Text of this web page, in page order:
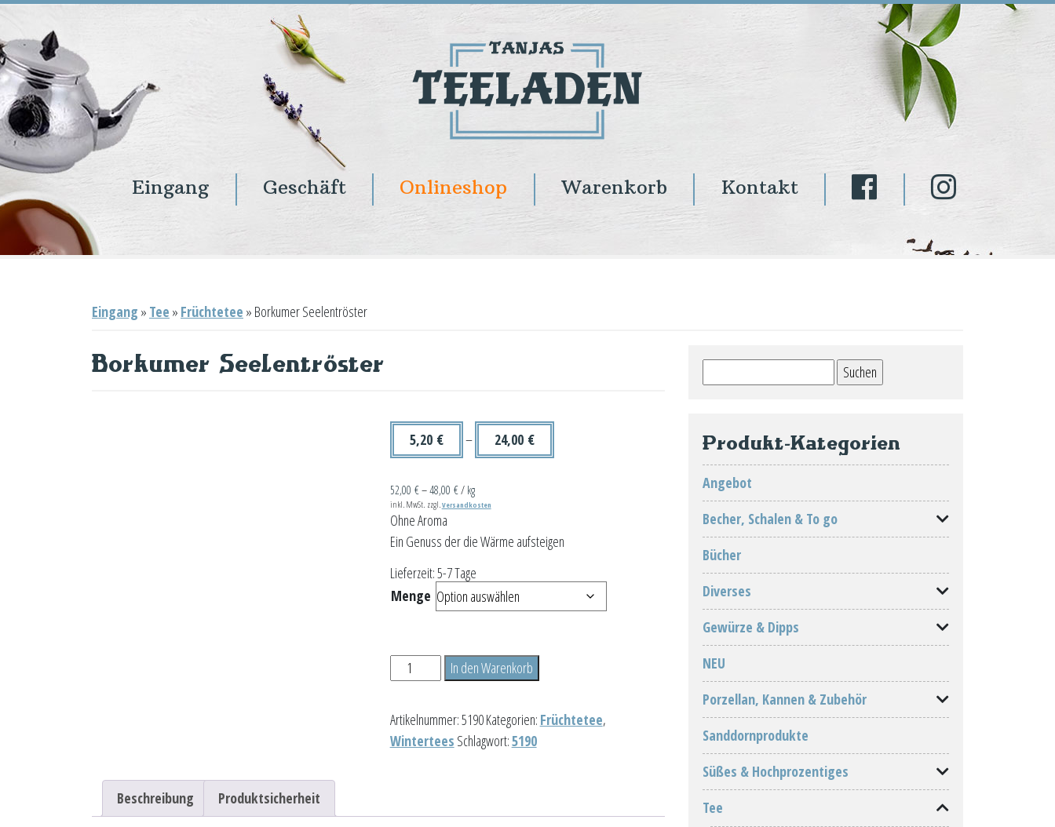
Eingang Geschäft Onlineshop Warenkorb Kontakt
Eingang » Tee » Früchtetee » Borkumer Seelentröster
Borkumer Seelentröster
5,20 € – 24,00 €
52,00 €–48,00 €/ kg
inkl. MwSt. zzgl.Versandkosten
Ohne Aroma
Ein Genuss der die Wärme aufsteigen
Lieferzeit:5-7 Tage
Menge
Borkumer
Seelentröster
In den Warenkorb
Artikelnummer:5190Kategorien: Früchtetee,
Wintertees Schlagwort:5190
Beschreibung Produktsicherheit
nach:
Produkt-Kategorien
Angebot
Becher, Schalen & To go
Bücher
Diverses
Gewürze & Dipps
NEU
Porzellan, Kannen & Zubehör
Sanddornprodukte
Süßes & Hochprozentiges
Tee
Eingang
Geschäft
Onlineshop
Warenkorb
Kontakt